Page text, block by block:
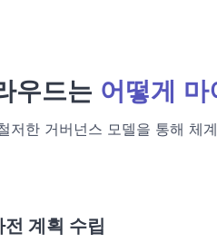
우드는 어떻게
저한 거버넌스 모델을 통해 체
전 계획 수립